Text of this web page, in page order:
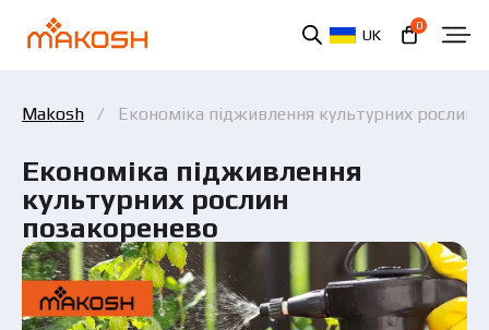
UK
0
Makosh Економіка підживлення культурних рослин
Економіка підживлення
культурних рослин
позакоренево